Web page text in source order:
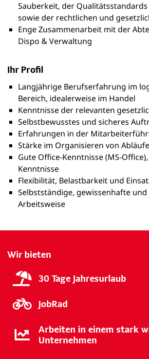
Sauberkeit, der Qualitätsstandards
sowie der rechtlichen und
Enge Zusammenarbeit mit der
Dispo & Verwaltung
Ihr Profil
Langjährige Berufserfahrung im
Bereich, idealerweise im Handel
Kenntnisse der relevanten
Selbstbewusstes und sicheres
Erfahrungen in der
Stärke im Organisieren von
Gute Office-Kenntnisse (MS-Office),
Kenntnisse
Flexibilität, Belastbarkeit und
Selbstständige, gewissenhafte
Arbeitsweise
Wir bieten
30 Tage Jahresurlaub
JobRad
Arbeiten in einem stark
Unternehmen